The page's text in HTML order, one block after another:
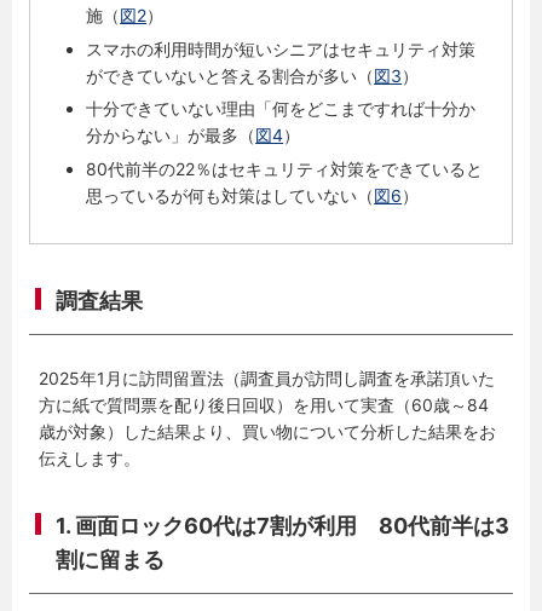
施（図2）
スマホの利用時間が短いシニアはセキュリティ対策
ができていないと答える割合が多い（図3）
十分できていない理由「何をどこまですれば十分か
分からない」が最多（図4）
80代前半の22％はセキュリティ対策をできていると
思っているが何も対策はしていない（図6）
調査結果
2025年1月に訪問留置法（調査員が訪問し調査を承諾頂いた
方に紙で質問票を配り後日回収）を用いて実査（60歳～84
歳が対象）した結果より、買い物について分析した結果をお
伝えします。
1. 画面ロック60代は7割が利用 80代前半は3
割に留まる